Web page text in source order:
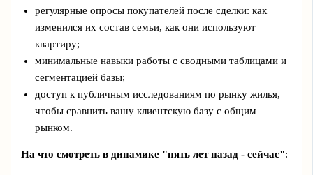
регулярные опросы покупателей после сделки: как
изменился их состав семьи, как они используют
квартиру;
минимальные навыки работы с сводными таблицами и
сегментацией базы;
доступ к публичным исследованиям по рынку жилья,
чтобы сравнить вашу клиентскую базу с общим
рынком.
На что смотреть в динамике "пять лет назад - сейчас":